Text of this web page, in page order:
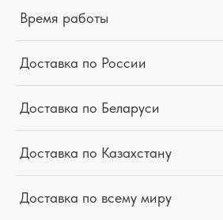
Время работы
Доставка по России
Доставка по Беларуси
Доставка по Казахстану
Доставка по всему миру